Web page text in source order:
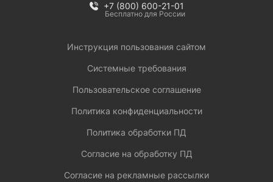
+7 (800) 600-21-01
Бесплатно для России
Инструкция пользования сайтом
Системные требования
Пользовательское соглашение
Политика конфиденциальности
Политика обработки ПД
Согласие на обработку ПД
Согласие на рекламные рассылки